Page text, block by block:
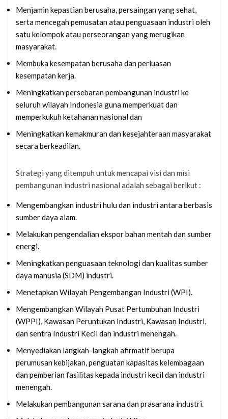
Menjamin kepastian berusaha, persaingan yang sehat,
serta mencegah pemusatan atau penguasaan industri oleh
satu kelompok atau perseorangan yang merugikan
masyarakat.
Membuka kesempatan berusaha dan perluasan
kesempatan kerja.
Meningkatkan persebaran pembangunan industri ke
seluruh wilayah Indonesia guna memperkuat dan
memperkukuh ketahanan nasional dan
Meningkatkan kemakmuran dan kesejahteraan masyarakat
secara berkeadilan.
Strategi yang ditempuh untuk mencapai visi dan misi
pembangunan industri nasional adalah sebagai berikut :
Mengembangkan industri hulu dan industri antara berbasis
sumber daya alam.
Melakukan pengendalian ekspor bahan mentah dan sumber
energi.
Meningkatkan penguasaan teknologi dan kualitas sumber
daya manusia (SDM) industri.
Menetapkan Wilayah Pengembangan Industri (WPI).
Mengembangkan Wilayah Pusat Pertumbuhan Industri
(WPPI), Kawasan Peruntukan Industri, Kawasan Industri,
dan sentra Industri Kecil dan industri menengah.
Menyediakan langkah-langkah afirmatif berupa
perumusan kebijakan, penguatan kapasitas kelembagaan
dan pemberian fasilitas kepada industri kecil dan industri
menengah.
Melakukan pembangunan sarana dan prasarana industri.